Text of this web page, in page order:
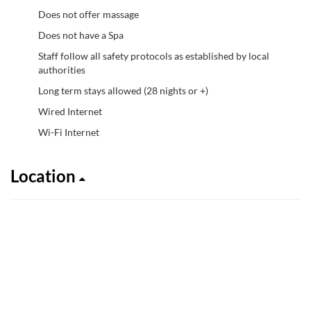
Does not offer massage
Does not have a Spa
Staff follow all safety protocols as established by local
authorities
Long term stays allowed (28 nights or +)
Wired Internet
Wi-Fi Internet
Location